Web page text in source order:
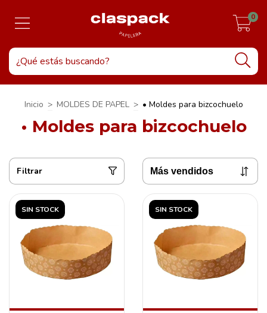
0
Inicio > MOLDES DE PAPEL > • Moldes para bizcochuelo
• Moldes para bizcochuelo
Filtrar
SIN STOCK SIN STOCK